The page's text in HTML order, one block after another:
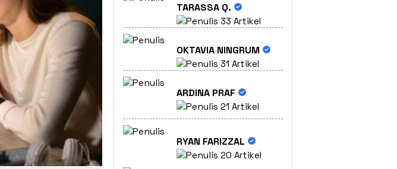
TARASSA Q.
33 Artikel
OKTAVIA NINGRUM
31 Artikel
ARDINA PRAF
21 Artikel
RYAN FARIZZAL
20 Artikel